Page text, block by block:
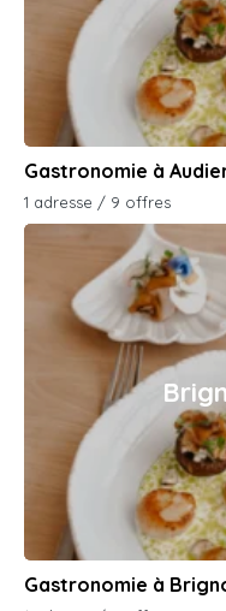
Gastronomie à
1 adresse / 9 offres
Gastronomie à